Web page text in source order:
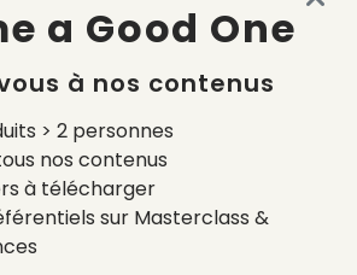
2026 : accessible, semi-automatisé et
a Good One
à nos contenus
> 2 personnes
nos contenus
à télécharger
sur Masterclass &